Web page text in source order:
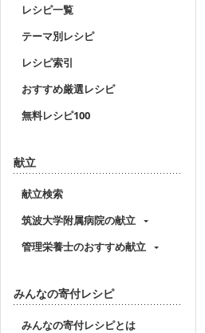
レシピ一覧
テーマ別レシピ
レシピ索引
おすすめ厳選レシピ
無料レシピ100
献立
献立検索
筑波大学附属病院の献立
管理栄養士のおすすめ献立
みんなの寄付レシピ
みんなの寄付レシピとは